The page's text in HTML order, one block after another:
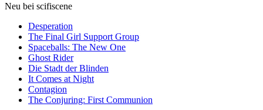
Neu bei scifiscene
Desperation
The Final Girl Support Group
Spaceballs: The New One
Ghost Rider
Die Stadt der Blinden
It Comes at Night
Contagion
The Conjuring: First Communion